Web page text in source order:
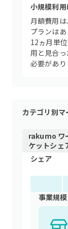
小規模利
月額費用
プランは
12ヵ月単
用と見合
必要があり
カテゴリ別
rakumo ワ
ケットシェ
シェア
事業規模